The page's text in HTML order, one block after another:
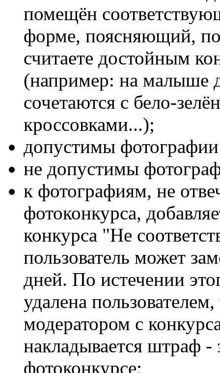
помещён
форме, поясняющий,
считаете достойным
(например: на малыше
сочетаются с бело-
кроссовками...);
допустимы
не допустимы
к фотографиям, не
фотоконкурса,
конкурса "Не
пользователь может
дней. По истечении
удалена
модератором с
накладывается штраф -
фотоконкурсе;